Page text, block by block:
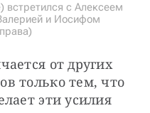
встретился с Алексеем
и Иосифом
от других
только тем, что
эти усилия